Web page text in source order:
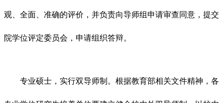
观、全面、准确的评价，并负责向导师组申请审查同意，提交
院学位评定委员会，申请组织答辩。
专业硕士，实行双导师制。根据教育部相关文件精神，各